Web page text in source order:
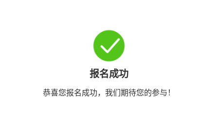
报名成功
恭喜您报名成功，我们期待您的参与！